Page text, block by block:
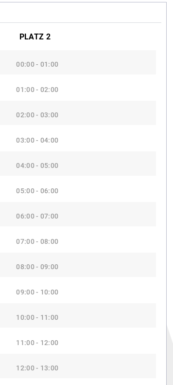
PLATZ 2
00:00 - 01:00
01:00 - 02:00
02:00 - 03:00
03:00 - 04:00
04:00 - 05:00
05:00 - 06:00
06:00 - 07:00
07:00 - 08:00
08:00 - 09:00
09:00 - 10:00
10:00 - 11:00
11:00 - 12:00
12:00 - 13:00